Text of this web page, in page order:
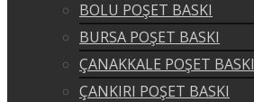
BOLU POŞET BASKI
BURSA POŞET BASKI
ÇANAKKALE POŞET BASKI
ÇANKIRI POŞET BASKI